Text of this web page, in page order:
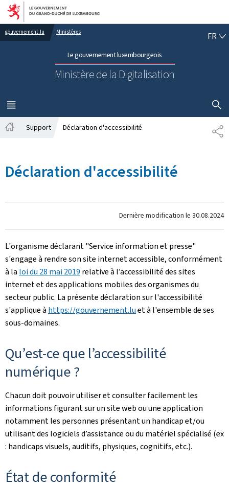
Aller au menu principal
Aller au contenu
gouvernement.lu Ministères
Le gouvernement luxembourgeois
Ministère de la Digitalisation
FR
MENU
PRINCIPAL
Support Déclaration d'accessibilité
Déclaration d'accessibilité
Dernière modification le 30.08.2024
L'organisme déclarant"Service information et presse"
s'engage à rendre son site internet accessible, conformément
à la loi du 28 mai 2019 relative à l’accessibilité des sites
internet et des applications mobiles des organismes du
secteur public. La présente déclaration sur l'accessibilité
s'applique à https://gouvernement.luet à l'ensemble de ses
sous-domaines.
Qu’est-ce que l’accessibilité
numérique ?
Chacun doit pouvoir utiliser et consulter facilement les
informations figurant sur un site web ou une application
notamment les personnes présentant un handicap et/ou
utilisant des logiciels d’assistance ou du matériel spécialisé (ex
: handicaps visuels, auditifs, physiques, cognitifs, etc.).
État de conformité